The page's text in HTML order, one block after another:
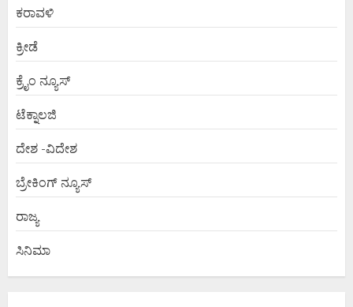
ಕರಾವಳಿ
ಕ್ರೀಡೆ
ಕ್ರೈಂ ನ್ಯೂಸ್
ಟೆಕ್ನಾಲಜಿ
ದೇಶ -ವಿದೇಶ
ಬ್ರೇಕಿಂಗ್ ನ್ಯೂಸ್
ರಾಜ್ಯ
ಸಿನಿಮಾ